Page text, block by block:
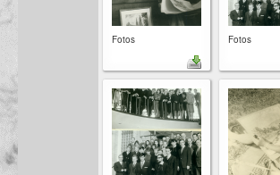
Fotos Fotos